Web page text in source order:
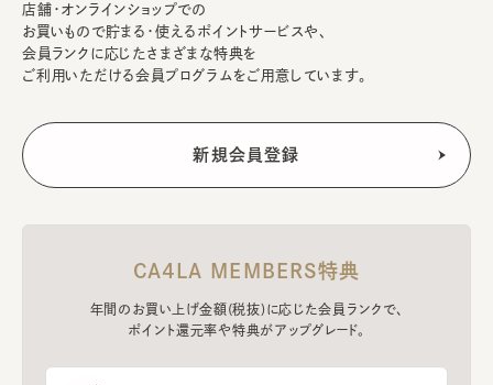
店舗・オンラインショップでの
お買いもので貯まる・使えるポイントサービスや、
会員ランクに応じたさまざまな特典を
ご利用いただける会員プログラムをご用意しています。
CA4LA MEMBERS特典
年間のお買い上げ金額(税抜)に応じた会員ランクで、
ポイント還元率や特典がアップグレード。